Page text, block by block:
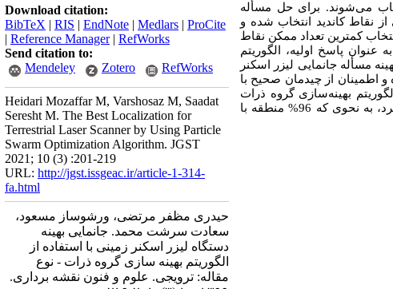
می‌شوند. برای حل مسأله
از نقاط کاندید انتخاب شده و
کمترین تعداد ممکن نقاط
پاسخ اولیه، الگوریتم
مسأله جانمایی لیزر اسکنر
و اطمینان از چیدمان صحیح با
بهینه‌سازی گروه ذرات
می‌توان نقاط بهینه برای استقرار دستگاه لیزر اسکنر را از میان تعداد بسیار زیادی از نقاط کاندید انتخاب کرد، به نحوی که 96% منطقه با
Download citation:
BibTeX | RIS | EndNote | Medlars | ProCite
| Reference Manager| RefWorks
Send citation to:
Mendeley
Zotero RefWorks
Heidari Mozaffar M, Varshosaz M, Saadat
Seresht M. The Best Localization for
Terrestrial Laser Scanner by Using Particle
Swarm Optimization Algorithm. JGST
2021; 10 (3) :201-219
URL: http://jgst.issgeac.ir/article-1-314-
fa.html
حیدری مظفر مرتضی، ورشوساز مسعود،
سعادت سرشت محمد. جانمایی بهینه
دستگاه لیزر اسکنر زمینی با استفاده از
الگوریتم بهینه سازی گروه ذرات - نوع
مقاله: ترویجی. علوم و فنون نقشه برداری.